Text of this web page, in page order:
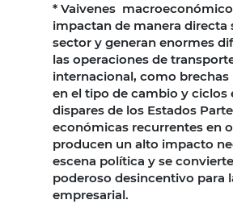
* Vaivenes
impactan de manera directa
sector y generan enormes
las operaciones de
internacional, como
en el tipo de cambio y ciclos
dispares de los Estados
económicas recurrentes en
producen un alto impacto
escena política y se
poderoso desincentivo para
empresarial.